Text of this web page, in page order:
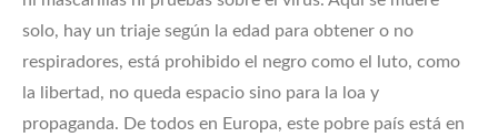
solo, hay un triaje según la edad para obtener o no
respiradores, está prohibido el negro como el luto, como
la libertad, no queda espacio sino para la loa y
propaganda. De todos en Europa, este pobre país está en